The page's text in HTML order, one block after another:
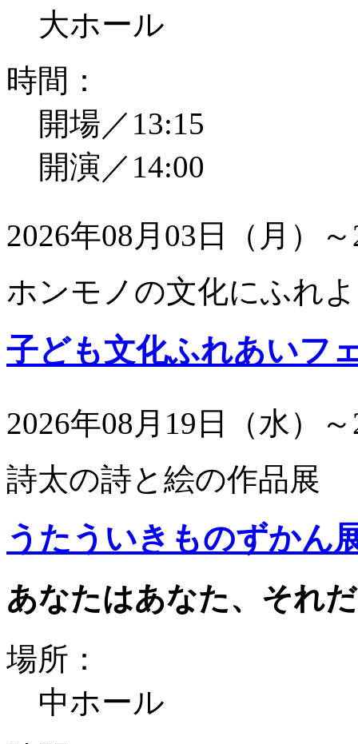
大ホール
時間：
開場／13:15
開演／14:00
2026年08月03日（月）
ホンモノの文化にふれ
子ども文化ふれあいフ
2026年08月19日（水）
詩太の詩と絵の作品展
うたういきものずかん
あなたはあなた、それ
場所：
中ホール